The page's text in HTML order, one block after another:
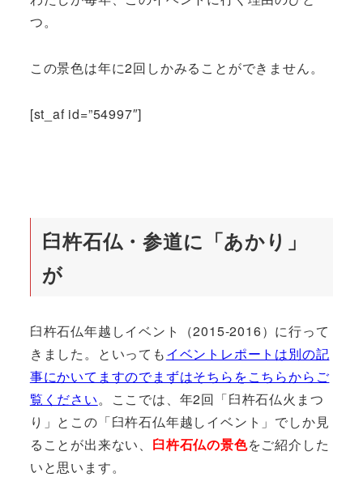
つ。
この景色は年に2回しかみることができません。
[st_af id=”54997″]
臼杵石仏・参道に「あかり」
が
臼杵石仏年越しイベント（2015-2016）に行って
きました。といってもイベントレポートは別の記
事にかいてますのでまずはそちらをこちらからご
覧ください。ここでは、年2回「臼杵石仏火まつ
り」とこの「臼杵石仏年越しイベント」でしか見
ることが出来ない、 臼杵石仏の景色をご紹介した
いと思います。